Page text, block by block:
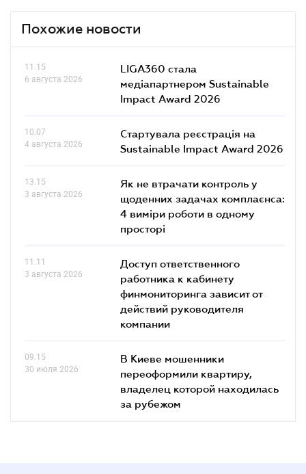
Похожие новости
11.15
6 августа 2026
LIGA360 стала
медіапартнером Sustainable
Impact Award 2026
10.07
4 августа 2026
Стартувала реєстрація на
Sustainable Impact Award 2026
13.15
3 августа 2026
Як не втрачати контроль у
щоденних задачах комплаєнса:
4 виміри роботи в одному
просторі
11.11
3 августа 2026
Доступ ответственного
работника к кабинету
финмониторинга зависит от
действий руководителя
компании
09.15
30 июля 2026
В Киеве мошенники
переоформили квартиру,
владелец которой находилась
за рубежом